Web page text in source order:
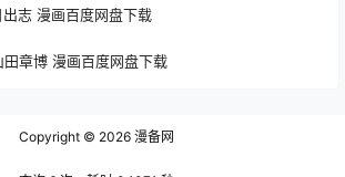
志 漫画百度网盘下载
章博 漫画百度网盘下载
Copyright © 2026 漫备网